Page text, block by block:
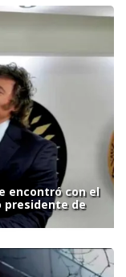
encontró con el
presidente de